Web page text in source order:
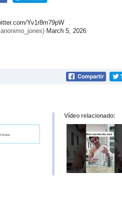
Yv1r8m79pW
March 5, 2026
Vídeo relacionado: